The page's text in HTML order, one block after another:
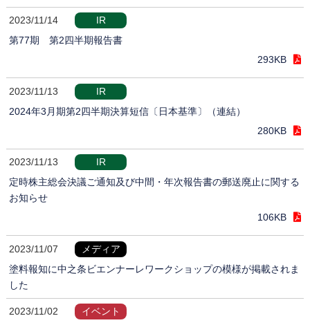
2023/11/14
IR
第77期 第2四半期報告書
293KB
2023/11/13
IR
2024年3月期第2四半期決算短信〔日本基準〕（連結）
280KB
2023/11/13
IR
定時株主総会決議ご通知及び中間・年次報告書の郵送廃止に関する
お知らせ
106KB
2023/11/07
メディア
塗料報知に中之条ビエンナーレワークショップの模様が掲載されま
した
2023/11/02
イベント